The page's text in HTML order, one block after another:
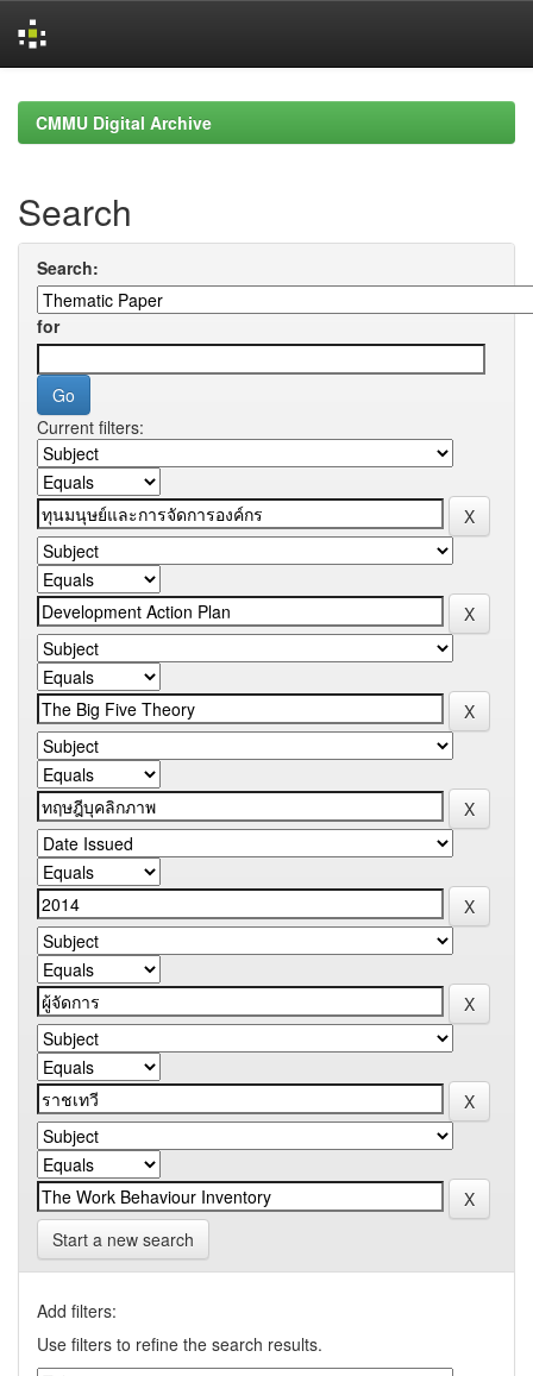
navigationCMMU Digital Archive
Search
Search:
for
Current filters:
Start a new search
Add filters:
Use filters to refine the search results.